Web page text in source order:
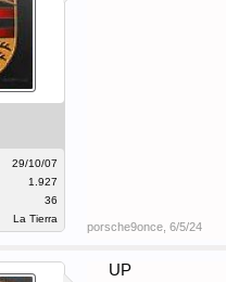
29/10/07
1.927
36
La Tierra
porsche9once 6/5/24
UP